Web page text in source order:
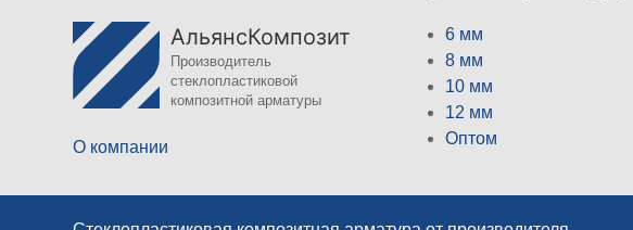
АльянсКомпозит
Производитель
стеклопластиковой
композитной арматуры
О компании
6 мм
8 мм
10 мм
12 мм
Оптом